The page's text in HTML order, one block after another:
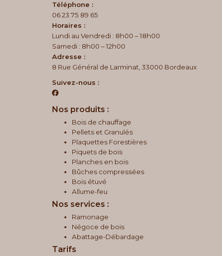
Téléphone :
06 23 75 89 65
Horaires :
Lundi au Vendredi : 8h00 – 18h00
Samedi : 8h00 – 12h00
Adresse :
8 Rue Général de Larminat, 33000 Bordeaux
Suivez-nous :
Nos produits :
Bois de chauffage
Pellets et Granulés
Plaquettes Forestières
Piquets de bois
Planches en bois
Bûches compressées
Bois étuvé
Allume-feu
Nos services :
Ramonage
Négoce de bois
Abattage-Débardage
Tarifs